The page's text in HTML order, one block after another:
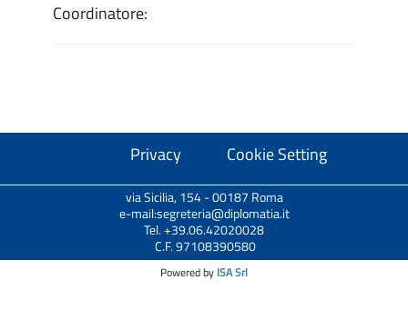
Coordinatore:
Privacy Cookie Setting
via Sicilia, 154 - 00187 Roma
e-mail:segreteria@diplomatia.it
Tel. +39.06.42020028
C.F. 97108390580
Powered by ISA Srl